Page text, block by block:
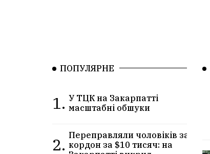
ПОПУЛЯРНЕ
1. У ТЦК на Закарпатті
масштабні обшуки
2. Переправляли чоловіків за
кордон за $10 тисяч: на